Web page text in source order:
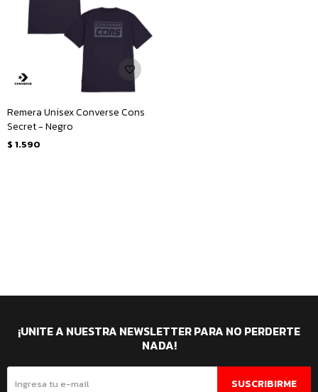
Remera Unisex Converse Cons
Secret - Negro
$ 1.590
¡UNITE A NUESTRA NEWSLETTER PARA NO PERDERTE
NADA!
SUSCRIBIRME